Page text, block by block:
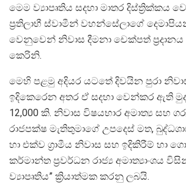
මෙම ව්‍යාපෘතිය සදහා මාතර දිස්ත්‍රික්කය
ප්‍රතිලාභී ස්වාමීන් වහන්සේලාගේ
වෙනුවෙන් නිවාස දීමනා චෙක්පත් ප්‍රදානය
කෙරිනි.
මෙහි පළමු අදියර යටතේ දිවයින පුරා
ඉදිකෙරෙන අතර ඒ සදහා වෙන්කර ඇති
12,000 කි. නිවාස විෂයභාර අමාත්‍ය සහ
රාජපක්ෂ මැතිතුමාගේ උපදෙස් මත,
හා එක්ව ග්‍රාමීය නිවාස සහ ඉදිකිරීම් හා
කර්මාන්ත ප්‍රවර්ධන රාජ්‍ය අමාත්‍යාංශය
ව්‍යාපෘතිය” ක්‍රියාත්මක කරනු ලබයි.